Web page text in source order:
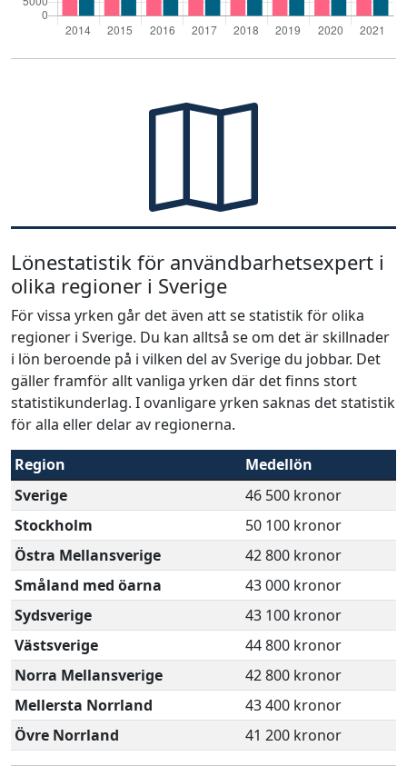
Lönestatistik för användbarhetsexpert i
olika regioner i Sverige
För vissa yrken går det även att se statistik för olika
regioner i Sverige. Du kan alltså se om det är skillnader
i lön beroende på i vilken del av Sverige du jobbar. Det
gäller framför allt vanliga yrken där det finns stort
statistikunderlag. I ovanligare yrken saknas det statistik
för alla eller delar av regionerna.
Region
Medellön
Sverige
46 500 kronor
Stockholm
50 100 kronor
Östra Mellansverige
42 800 kronor
Småland med öarna
43 000 kronor
Sydsverige
43 100 kronor
Västsverige
44 800 kronor
Norra Mellansverige
42 800 kronor
Mellersta Norrland
43 400 kronor
Övre Norrland
41 200 kronor